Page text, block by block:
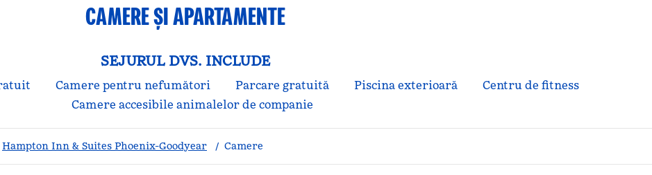
CAMERE ȘI APARTAMENTE
SEJURUL DVS. INCLUDE
Camere pentru nefumători Parcare gratuită Piscina exterioară
Centru de fitness
Camere accesibile animalelor de companie
Hampton Inn & Suites Phoenix-Goodyear / Camere